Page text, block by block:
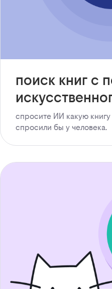
поиск книг с
спросите ИИ какую книгу
спросили бы у человека.